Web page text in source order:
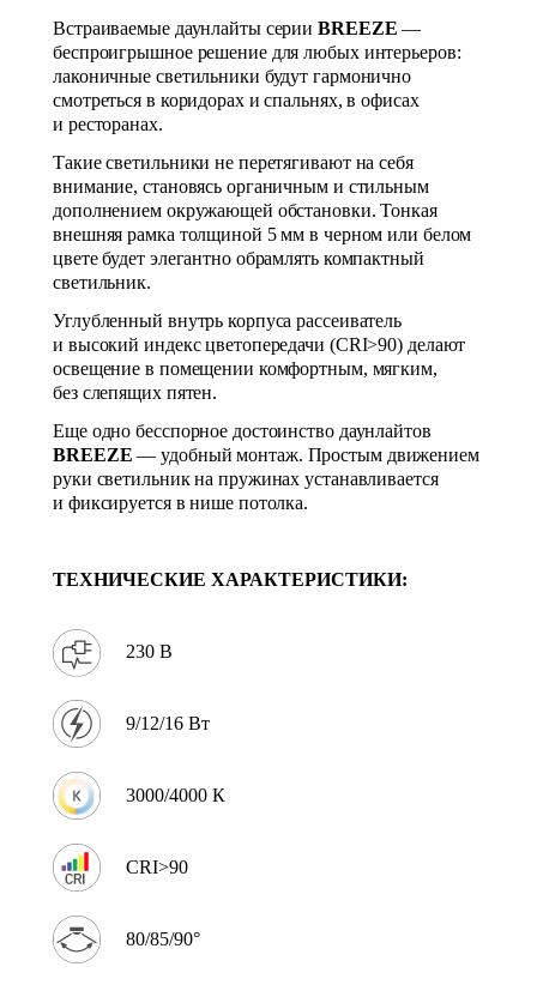
Встраиваемые даунлайты серииBREEZE —
беспроигрышное решение для любых интерьеров:
лаконичные светильники будут гармонично
смотреться в коридорах и спальнях, в офисах
и ресторанах.
Такие светильники не перетягивают на себя
внимание, становясь органичным и стильным
дополнением окружающей обстановки. Тонкая
внешняя рамка толщиной 5 мм в черном или белом
цвете будет элегантно обрамлять компактный
светильник.
Углубленный внутрь корпуса рассеиватель
и высокий индекс цветопередачи (CRI>90) делают
освещение в помещении комфортным, мягким,
без слепящих пятен.
Еще одно бесспорное достоинство даунлайтов
BREEZE — удобный монтаж. Простым движением
руки светильник на пружинах устанавливается
и фиксируется в нише потолка.
ТЕХНИЧЕСКИЕ ХАРАКТЕРИСТИКИ:
230 В
9/12/16 Вт
3000/4000 К
CRI>90
80/85/90°